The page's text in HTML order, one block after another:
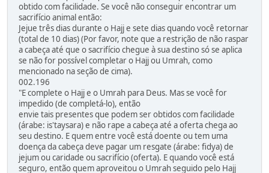
obtido com facilidade. Se você não conseguir encontrar um
sacrifício animal então:
Jejue três dias durante o Hajj e sete dias quando você retornar
(total de 10 dias) (Por favor, note que a restrição de não raspar
a cabeça até que o sacrifício chegue à sua destino só se aplica
se não for possível completar o Hajj ou Umrah, como
mencionado na seção de cima).
002.196
"E complete o Hajj e o Umrah para Deus. Mas se você for
impedido (de completá-lo), então
envie tais presentes que podem ser obtidos com facilidade
(árabe: is'taysara) e não rape a cabeça até a oferta chega ao
seu destino. E quem entre você está doente ou tem uma
doença da cabeça deve pagar um resgate (árabe: fidya) de
jejum ou caridade ou sacrifício (oferta). E quando você está
seguro, então quem aproveitou o Umrah seguido pelo Hajj